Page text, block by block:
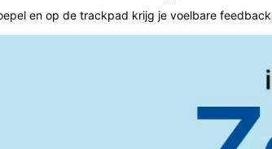
en op de trackpad krijg je voelbare